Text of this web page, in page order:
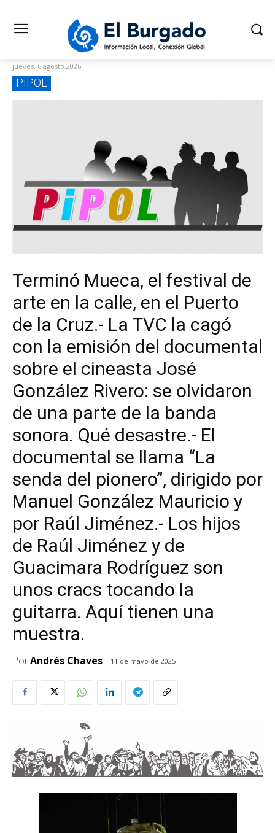
jueves, 6 agosto,2026
PIPOL
Terminó Mueca, el festival de
arte en la calle, en el Puerto
de la Cruz.- La TVC la cagó
con la emisión del documental
sobre el cineasta José
González Rivero: se olvidaron
de una parte de la banda
sonora. Qué desastre.- El
documental se llama “La
senda del pionero”, dirigido por
Manuel González Mauricio y
por Raúl Jiménez.- Los hijos
de Raúl Jiménez y de
Guacimara Rodríguez son
unos cracs tocando la
guitarra. Aquí tienen una
muestra.
PorAndrés Chaves 11 de mayo de 2025